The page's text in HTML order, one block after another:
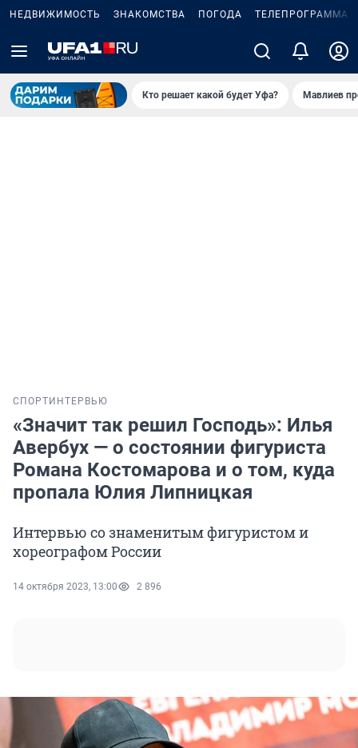
НЕДВИЖИМОСТЬ ЗНАКОМСТВА ПОГОДА ТЕЛЕПРОГРАММА
Кто решает какой будет Уфа? Мавлиев
СПОРТ ИНТЕРВЬЮ
«Значит так решил Господь»: Илья
Авербух — о состоянии фигуриста
Романа Костомарова и о том, куда
пропала Юлия Липницкая
Интервью со знаменитым фигуристом и
хореографом России
14 октября 2023, 13:00 2 896